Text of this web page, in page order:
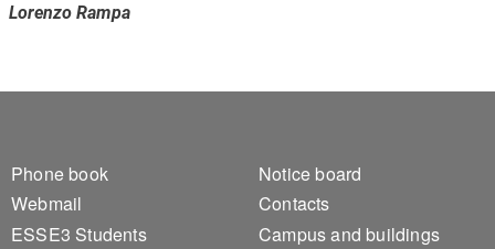
Lorenzo Rampa
Footer 1
Phone book
Webmail
ESSE3 Students
Footer 2
Notice board
Contacts
Campus and buildings